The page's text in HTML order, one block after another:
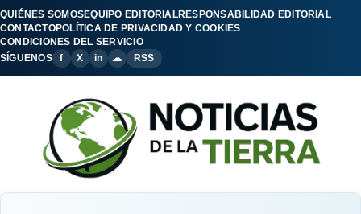
QUIÉNES SOMOSEQUIPO EDITORIALRESPONSABILIDAD EDITORIAL
CONTACTOPOLÍTICA DE PRIVACIDAD Y COOKIES
CONDICIONES DEL SERVICIO
SÍGUENOS
f X in ☁ RSS